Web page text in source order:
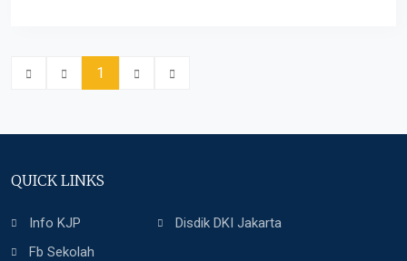
1
QUICK LINKS
Info KJP
Disdik DKI Jakarta
Fb Sekolah